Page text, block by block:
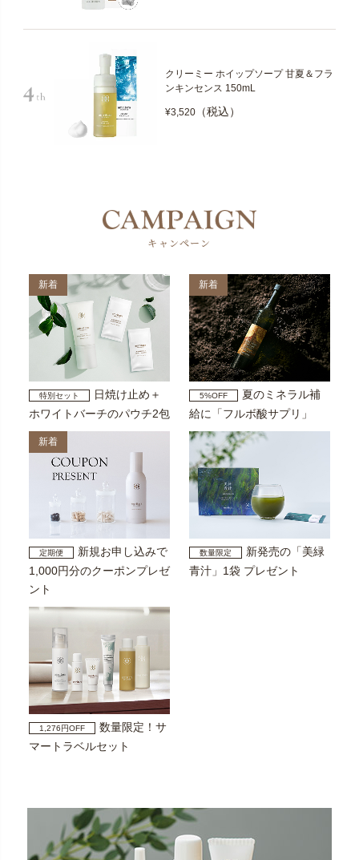
クリーミー ホイップソープ 甘夏＆フラ
ンキンセンス 150mL
¥3,520（税込）
キャンペーン
新着
特別セット
日焼け止め＋
ホワイトバーチのパウチ2包
新着
5%OFF
夏のミネラル補
給に「フルボ酸サプリ」
新着
定期便
新規お申し込みで
1,000円分のクーポンプレゼ
ント
数量限定
新発売の「美緑
青汁」1袋 プレゼント
1,276円OFF
数量限定！サ
マートラベルセット